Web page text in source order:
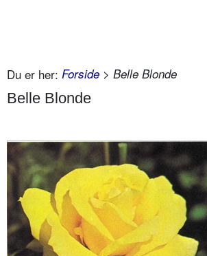
Du er her: Forside > Belle Blonde
Belle Blonde